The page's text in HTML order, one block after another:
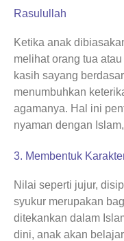
Rasulullah
Ketika anak
melihat orang tua
kasih sayang
menumbuhkan
agamanya. Hal ini
nyaman dengan
3. Membentuk
Nilai seperti jujur,
syukur merupakan
ditekankan dalam
dini, anak akan